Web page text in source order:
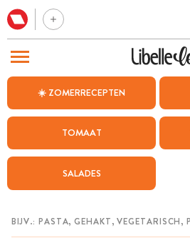
☀️ ZOMERRECEPTEN
TOMAAT
SALADES
BEZOEK ONZE ANDERE WEBSITES
WEEKMENU
CHAT MET MAIA
MIJN BEWAARDE RECEPTEN